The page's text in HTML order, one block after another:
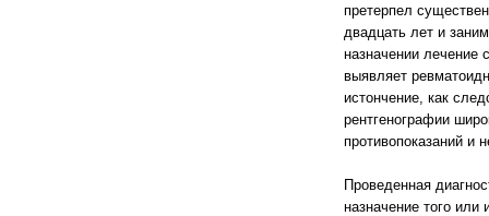
претерпел
двадцать лет и
назначении лечение
выявляет
истончение, как
рентгенографии
противопоказаний и
Проведенная
назначение того или